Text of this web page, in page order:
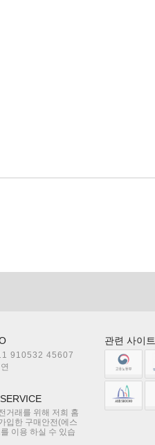
관련 사이트
910532 45607
거래를 위해 저희 홈
입한 구매안전(에스
이용 하실 수 있습